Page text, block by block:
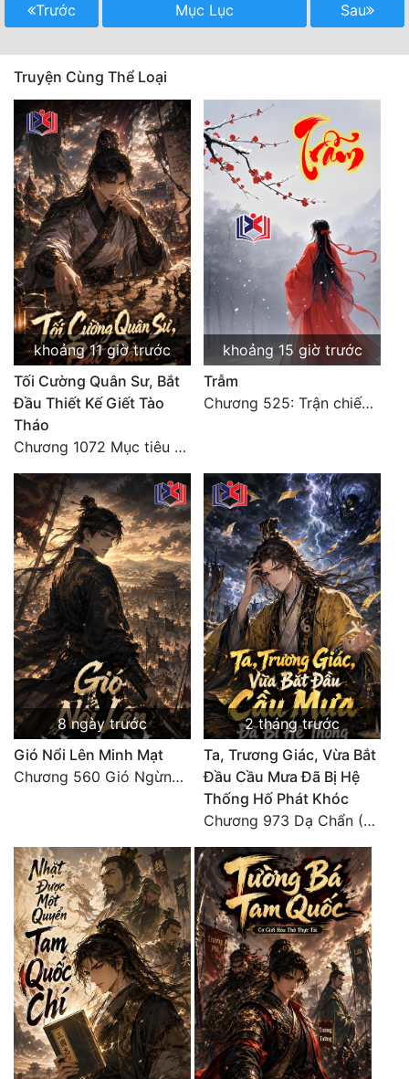
Trước Mục Lục Sau
Truyện Cùng Thể Loại
khoảng 11 giờ trước
Tối Cường Quân Sư, Bắt
Đầu Thiết Kế Giết Tào
Tháo
Chương 1072 Mục tiêu của chúng ta là biển sao trời (2/2)
khoảng 15 giờ trước
Trẫm
Chương 525: Trận chiến tấn công phòng thủ Macao (2)
8 ngày trước
Gió Nổi Lên Minh Mạt
Chương 560 Gió Ngừng (Kết Cục)
2 tháng trước
Ta, Trương Giác, Vừa Bắt
Đầu Cầu Mưa Đã Bị Hệ
Thống Hố Phát Khóc
Chương 973 Dạ Chẩn (2/2)